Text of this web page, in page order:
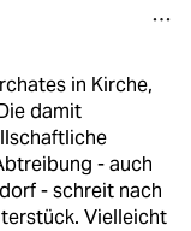
in Kirche,
damit
- auch
- schreit nach
Vielleicht